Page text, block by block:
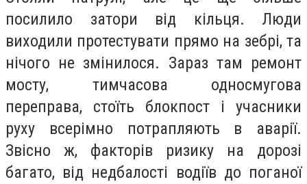
посилило затори від кільця. Люди
виходили протестувати прямо на зебрі, та
нічого не змінилося. Зараз там ремонт
мосту, тимчасова односмугова
переправа, стоїть блокпост і учасники
руху всерімно потрапляють в аварії.
Звісно ж, факторів ризику на дорозі
багато, від недбалості водіїв до поганої